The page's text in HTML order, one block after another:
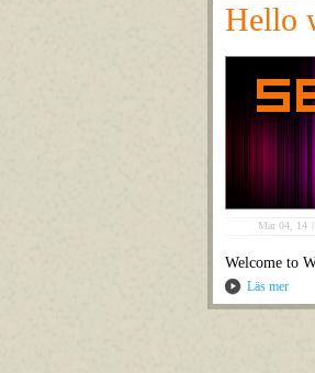
Hello
Mar 04, 14
Welcome to
Läs mer